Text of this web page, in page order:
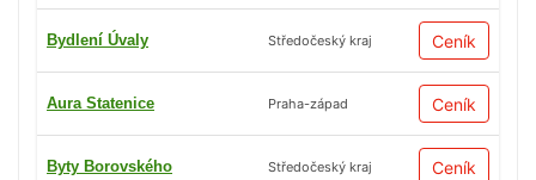
Bydlení Úvaly Středočeský kraj Ceník
Aura Statenice Praha-západ Ceník
Byty Borovského Středočeský kraj Ceník